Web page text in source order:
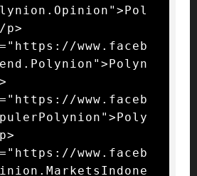
p>
www.faceb
www.faceb
www.faceb